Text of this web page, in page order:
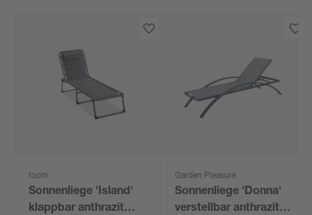
toom
Sonnenliege 'Island'
klappbar anthrazit
Garden Pleasure
Sonnenliege 'Donna'
verstellbar anthrazit